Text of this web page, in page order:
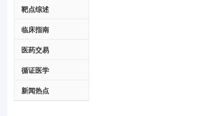
靶点综述
临床指南
医药交易
循证医学
新闻热点